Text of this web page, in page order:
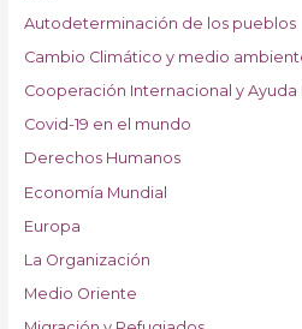
Autodeterminación de los pueblos
Cambio Climático y medio
Cooperación Internacional y Ayuda
Covid-19 en el mundo
Derechos Humanos
Economía Mundial
Europa
La Organización
Medio Oriente